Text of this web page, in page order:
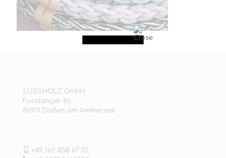
SÜSSHOLZ GmbH
Forstanger 6c
86911 Dießen am Ammersee
+49 162 858 67 32